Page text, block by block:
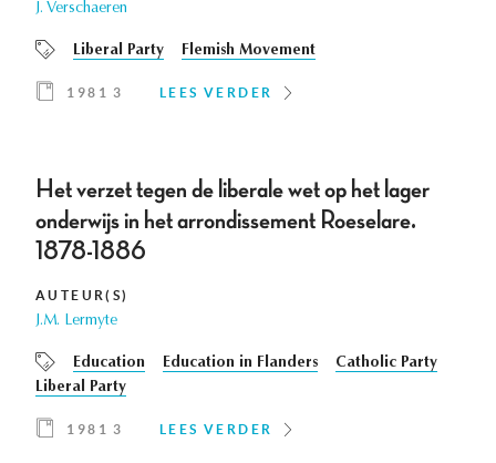
J. Verschaeren
Liberal Party Flemish Movement
1981 3 LEES VERDER
Het verzet tegen de liberale wet op het lager
onderwijs in het arrondissement Roeselare.
1878-1886
AUTEUR(S)
J.M. Lermyte
Education Education in Flanders
Catholic Party
Liberal Party
1981 3 LEES VERDER